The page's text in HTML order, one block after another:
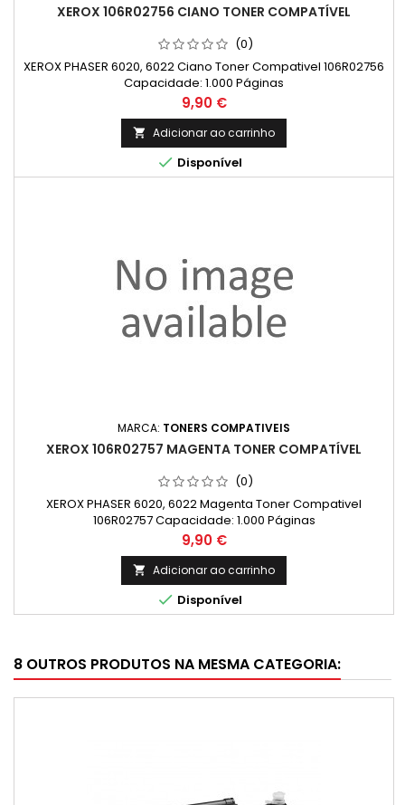
XEROX 106R02756 CIANO TONER COMPATÍVEL
(0)
XEROX PHASER 6020, 6022 Ciano Toner Compativel 106R02756
Capacidade: 1.000 Páginas
Preço
9,90 €
 Adicionar ao carrinho
 Disponível
MARCA: TONERS COMPATIVEIS
XEROX 106R02757 MAGENTA TONER COMPATÍVEL
(0)
XEROX PHASER 6020, 6022 Magenta Toner Compativel
106R02757 Capacidade: 1.000 Páginas
Preço
9,90 €
 Adicionar ao carrinho
 Disponível
8 OUTROS PRODUTOS NA MESMA CATEGORIA: